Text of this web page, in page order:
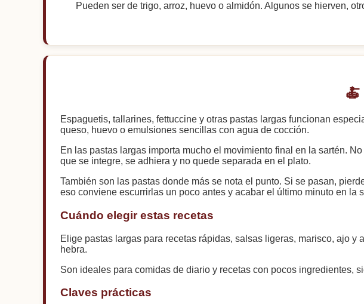
Pueden ser de trigo, arroz, huevo o almidón. Algunos se hierven,
🍝
Espaguetis, tallarines, fettuccine y otras pastas largas funcionan
queso, huevo o emulsiones sencillas con agua de cocción.
En las pastas largas importa mucho el movimiento final en la sartén.
que se integre, se adhiera y no quede separada en el plato.
También son las pastas donde más se nota el punto. Si se pasan,
eso conviene escurrirlas un poco antes y acabar el último minuto en la
Cuándo elegir estas recetas
Elige pastas largas para recetas rápidas, salsas ligeras, marisco, ajo
hebra.
Son ideales para comidas de diario y recetas con pocos ingredientes,
Claves prácticas